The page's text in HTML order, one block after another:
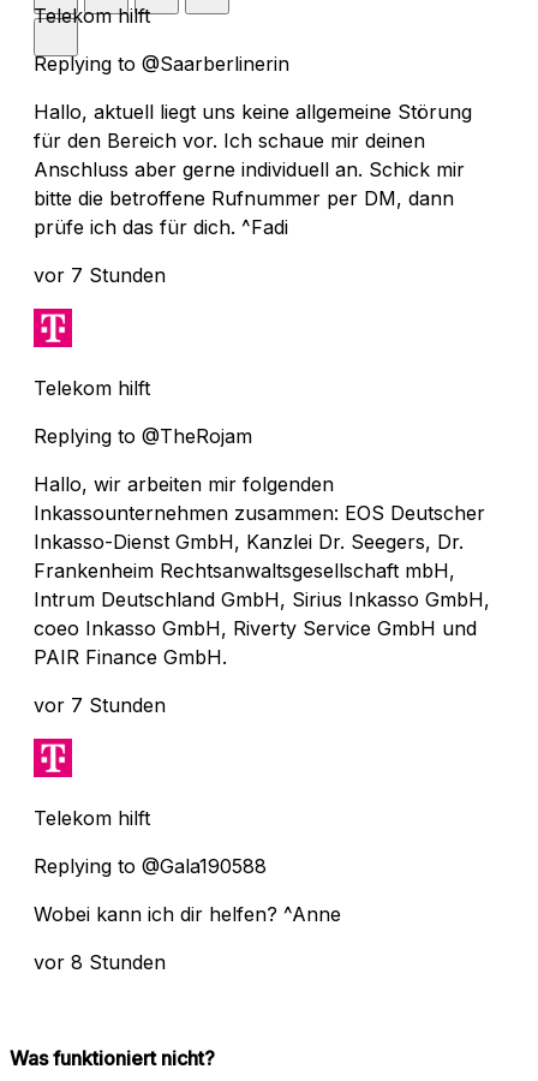
Telekom hilft
Replying to @Saarberlinerin
Hallo, aktuell liegt uns keine allgemeine Störung
für den Bereich vor. Ich schaue mir deinen
Anschluss aber gerne individuell an. Schick mir
bitte die betroffene Rufnummer per DM, dann
prüfe ich das für dich. ^Fadi
vor 7 Stunden
Telekom hilft
Replying to @TheRojam
Hallo, wir arbeiten mir folgenden
Inkassounternehmen zusammen: EOS Deutscher
Inkasso-Dienst GmbH, Kanzlei Dr. Seegers, Dr.
Frankenheim Rechtsanwaltsgesellschaft mbH,
Intrum Deutschland GmbH, Sirius Inkasso GmbH,
coeo Inkasso GmbH, Riverty Service GmbH und
PAIR Finance GmbH.
vor 7 Stunden
Telekom hilft
Replying to @Gala190588
Wobei kann ich dir helfen? ^Anne
vor 8 Stunden
Was funktioniert nicht?